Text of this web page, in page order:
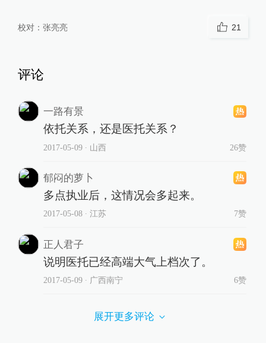
校对： 张亮亮 21
评论
一路有景
依托关系，还是医托关系？
2017-05-09∙ 山西 26赞
郁闷的萝卜
多点执业后，这情况会多起来。
2017-05-08∙ 江苏 7赞
正人君子
说明医托已经高端大气上档次了。
2017-05-09∙ 广西南宁 6赞
展开更多评论